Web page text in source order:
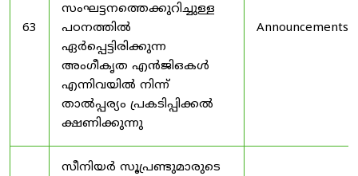
63
സംഘട്ടനത്തെക്കുറിച്ചുള്ള
പഠനത്തിൽ
ഏർപ്പെട്ടിരിക്കുന്ന
അംഗീകൃത എൻജിഒകൾ
എന്നിവയിൽ നിന്ന്
താൽപ്പര്യം പ്രകടിപ്പിക്കൽ
ക്ഷണിക്കുന്നു
Announcements
സീനിയർ സൂപ്രണ്ടുമാരുടെ